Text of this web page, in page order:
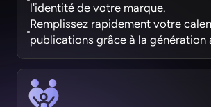
l'identité de votre marque.
Remplissez rapidement votre
publications grâce à la génération